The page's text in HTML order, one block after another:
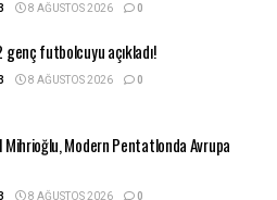
8 AĞUSTOS 2026 0
genç futbolcuyu açıkladı!
8 AĞUSTOS 2026 0
Mihrioğlu, Modern Pentatlonda Avrupa